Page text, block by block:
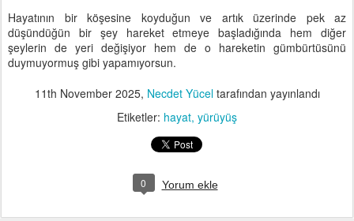
Hayatının bir köşesine koyduğun ve artık üzerinde pek az
düşündüğün bir şey hareket etmeye başladığında hem diğer
şeylerin de yeri değişiyor hem de o hareketin gümbürtüsünü
duymuyormuş gibi yapamıyorsun.
11th November 2025, Necdet Yüceltarafından yayınlandı
Etiketler: hayat yürüyüş
0 Yorum ekle